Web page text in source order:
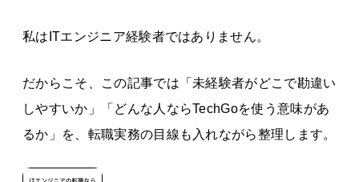
私はITエンジニア経験者ではありません。
だからこそ、この記事では「未経験者がどこで勘違い
しやすいか」「どんな人ならTechGoを使う意味があ
るか」を、転職実務の目線も入れながら整理します。